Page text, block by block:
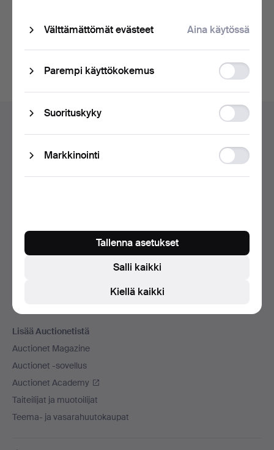
Alatunnistenavigaatio
Kaikki huutokauppakamarit
Maksuvaihtoehdot
Auctionet
Auctionet -sivustosta
Liitä mukaan huutokauppakamarisi
Auctionet -sivuston takuu
Lisää Auctionetistä
Auctionet Magazine
Auctionet -sovellus
Auctionet Academy
Taiteilijat ja muotoilijat
Teema- ja vasarahuutokaupat
Välttämättömät evästeet Aina käytössä
Parempi käyttökokemus
storage
Suorituskyky
storage
Markkinointi
Ad
storage
Kiellä kaikki
Salli kaikki
Tallenna asetukset